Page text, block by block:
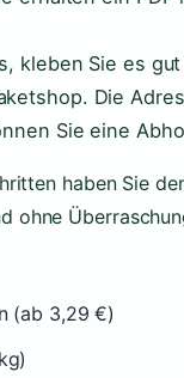
kleben Sie es
Die
Sie eine
haben Sie
ohne
(ab 3,29 €)